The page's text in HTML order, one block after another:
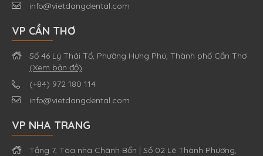
info@vietdangdental.com
VP CẦN THƠ
Số 46 Lý Thái Tổ, Phường Hưng Phú, Thành phố Cần Thơ
(Xem bản đồ)
(+84) 972 180 114
info@vietdangdental.com
VP NHA TRANG
Tầng 7, Tòa nhà Chánh Bổn | Số 02 Lê Thành Phương,